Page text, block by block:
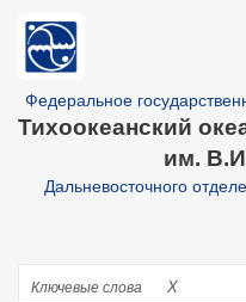
основному
Федеральное
Тихоокеанский
им.
Дальневосточного
Поиск
X